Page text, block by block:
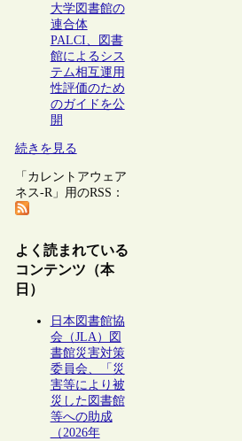
大学図書館の
連合体
PALCI、図書
館によるシス
テム相互運用
性評価のため
のガイドを公
開
続きを見る
「カレントアウェア
ネス-R」用のRSS：
よく読まれている
コンテンツ（本
日）
日本図書館協
会（JLA）図
書館災害対策
委員会、「災
害等により被
災した図書館
等への助成
（2026年